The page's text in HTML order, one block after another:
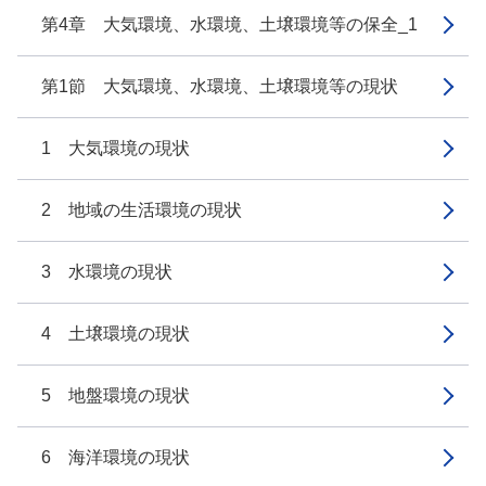
第4章 大気環境、水環境、土壌環境等の保全_1
第1節 大気環境、水環境、土壌環境等の現状
1 大気環境の現状
2 地域の生活環境の現状
3 水環境の現状
4 土壌環境の現状
5 地盤環境の現状
6 海洋環境の現状